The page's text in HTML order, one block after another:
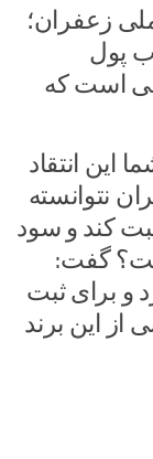
زعفران؛
پول
است که
این انتقاد
نتوانسته
کند و سود
گفت:
و برای ثبت
این برند